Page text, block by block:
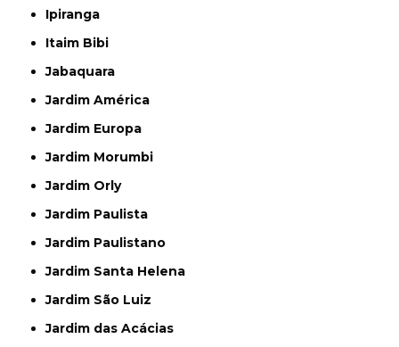
Ipiranga
Itaim Bibi
Jabaquara
Jardim América
Jardim Europa
Jardim Morumbi
Jardim Orly
Jardim Paulista
Jardim Paulistano
Jardim Santa Helena
Jardim São Luiz
Jardim das Acácias